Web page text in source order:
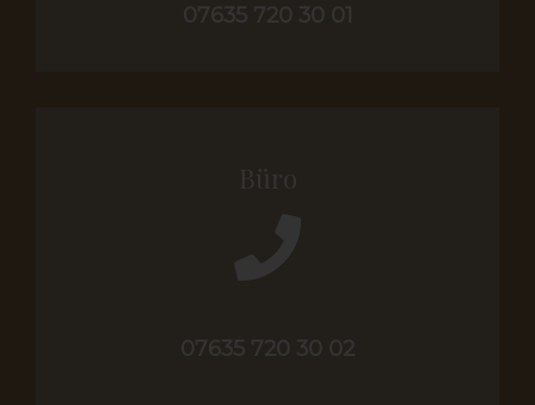
07635 720 30 01
Büro
07635 720 30 02